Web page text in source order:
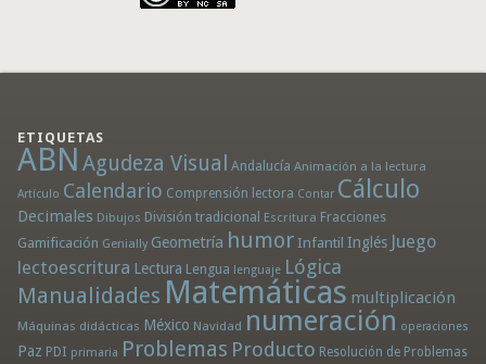
ETIQUETAS
ABN Agudeza Visual Andalucía Animación a la lectura
Artículo Calendario Comprensión lectora Contar Cálculo
Decimales Dibujos División tradicional Escritura Fracciones
Gamificación Genially Geometría humor Infantil Inglés Juego
lectoescritura Lectura Lengua lenguaje Lógica
Manualidades Matemáticas multiplicación
Máquinas didácticas México Navidad numeración operaciones
Paz PDI primaria Problemas Producto Resolución de Problemas